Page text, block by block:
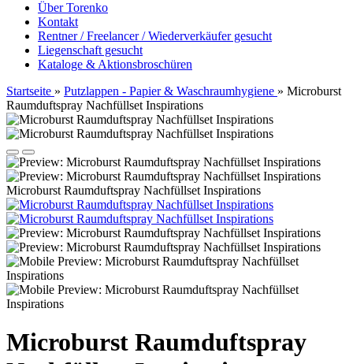
Über Torenko
Kontakt
Rentner / Freelancer / Wiederverkäufer gesucht
Liegenschaft gesucht
Kataloge & Aktionsbroschüren
Startseite » Putzlappen - Papier & Waschraumhygiene » Microburst
Raumduftspray Nachfüllset Inspirations
Microburst Raumduftspray Nachfüllset Inspirations
Microburst Raumduftspray